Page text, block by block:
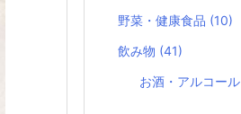
野菜・健康食品 (10)
飲み物 (41)
お酒・アルコール